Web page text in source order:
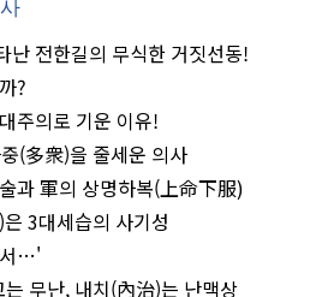
난 전한길의 무식한 거짓선동!
?
주의로 기운 이유!
(多衆)을 줄세운 의사
과 軍의 상명하복(上命下服)
3대세습의 사기성
서…'
무난, 내치(內治)는 난맥상